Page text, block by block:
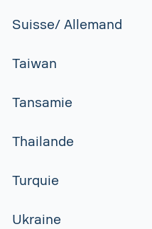
Suisse/ Allemand
Taiwan
Tansamie
Thailande
Turquie
Ukraine